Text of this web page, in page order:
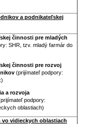
a podnikateľskej
činnosti pre mladých
SHR, tzv. mladý farmár do
činnosti pre rozvoj
(prijímateľ podpory:
a rozvoja
podpory:
oblastiach)
vo vidieckych oblastiach